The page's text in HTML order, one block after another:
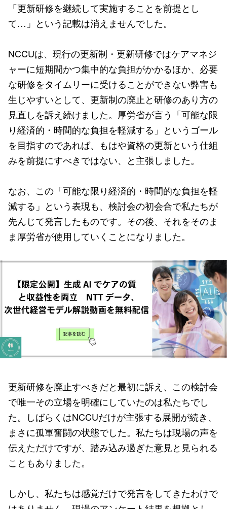
「更新研修を継続して実施することを前提とし
て…」という記載は消えませんでした。
NCCUは、現行の更新制・更新研修ではケアマネジ
ャーに短期間かつ集中的な負担がかかるほか、必要
な研修をタイムリーに受けることができない弊害も
生じやすいとして、更新制の廃止と研修のあり方の
見直しを訴え続けました。厚労省が言う「可能な限
り経済的・時間的な負担を軽減する」というゴール
を目指すのであれば、もはや資格の更新という仕組
みを前提にすべきではない、と主張しました。
なお、この「可能な限り経済的・時間的な負担を軽
減する」という表現も、検討会の初会合で私たちが
先んじて発言したものです。その後、それをそのま
ま厚労省が使用していくことになりました。
更新研修を廃止すべきだと最初に訴え、この検討会
で唯一その立場を明確にしていたのは私たちでし
た。しばらくはNCCUだけが主張する展開が続き、
まさに孤軍奮闘の状態でした。私たちは現場の声を
伝えただけですが、踏み込み過ぎた意見と見られる
こともありました。
しかし、私たちは感覚だけで発言をしてきたわけで